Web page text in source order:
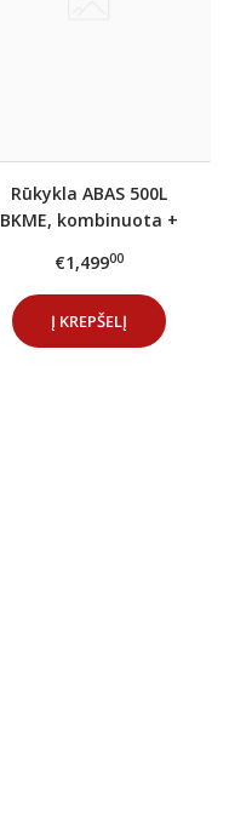
Rūkykla ABAS 500L
BKME, kombinuota +
€1,49900
Į KREPŠELĮ